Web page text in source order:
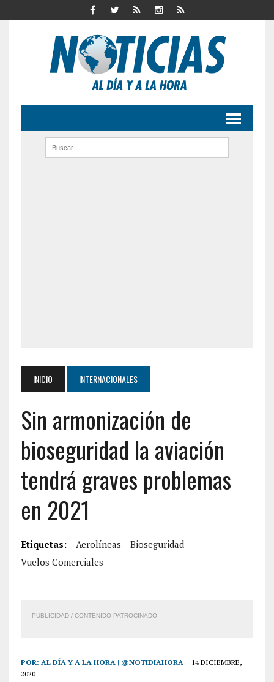
INICIO INTERNACIONALES
Sin armonización de
bioseguridad la aviación
tendrá graves problemas
en 2021
Etiquetas: Aerolíneas
Bioseguridad
Vuelos Comerciales
PUBLICIDAD / CONTENIDO PATROCINADO
POR: AL DÍA Y A LA HORA | @NOTIDIAHORA
14 DICIEMBRE,
2020